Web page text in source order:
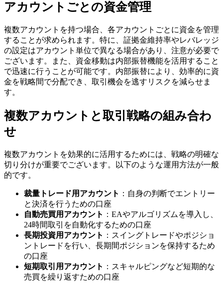
アカウントごとの資金管理
複数アカウントを持つ場合、各アカウントごとに資金を管理
することが求められます。特に、証拠金維持率やレバレッジ
の設定はアカウント単位で異なる場合があり、注意が必要で
ございます。また、資金移動は内部振替機能を活用すること
で迅速に行うことが可能です。内部振替により、効率的に資
金を戦略間で分配でき、取引機会を逃すリスクを減らせま
す。
複数アカウントと取引戦略の組み合わ
せ
複数アカウントを効果的に活用するためには、戦略の明確な
切り分けが重要でございます。以下のような運用方法が一般
的です。
裁量トレード用アカウント ：自身の判断でエントリー
と決済を行うための口座
自動売買用アカウント ：EAやアルゴリズムを導入し、
24時間取引を自動化するための口座
長期投資用アカウント ：スイングトレードやポジショ
ントレードを行い、長期間ポジションを保持するため
の口座
短期取引用アカウント ：スキャルピングなど短期的な
売買を繰り返すための口座